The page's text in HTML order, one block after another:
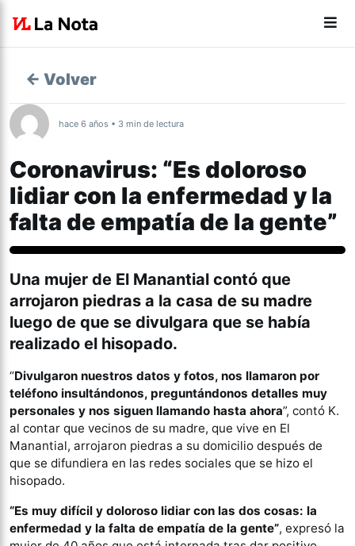
← Volver
hace 6 años • 3 min de lectura
Coronavirus: “Es doloroso
lidiar con la enfermedad y la
falta de empatía de la gente”
Una mujer de El Manantial contó que
arrojaron piedras a la casa de su madre
luego de que se divulgara que se había
realizado el hisopado.
“Divulgaron nuestros datos y fotos, nos llamaron por
teléfono insultándonos, preguntándonos detalles muy
personales y nos siguen llamando hasta ahora”, contó K.
al contar que vecinos de su madre, que vive en El
Manantial, arrojaron piedras a su domicilio después de
que se difundiera en las redes sociales que se hizo el
hisopado.
“Es muy difícil y doloroso lidiar con las dos cosas: la
enfermedad y la falta de empatía de la gente”, expresó la